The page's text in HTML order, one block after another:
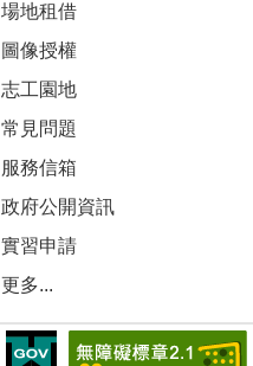
場地租借
圖像授權
志工園地
常見問題
服務信箱
政府公開資訊
實習申請
更多...